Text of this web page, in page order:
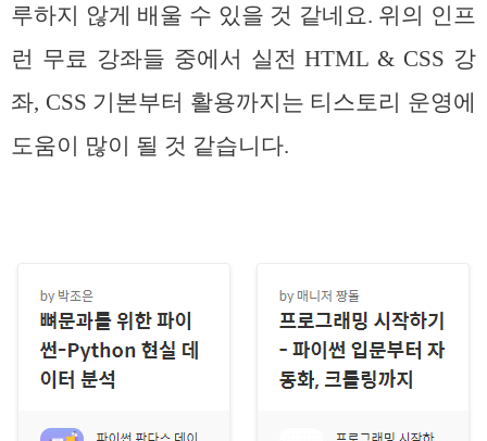
루하지 않게 배울 수 있을 것 같네요. 위의 인프
런 무료 강좌들 중에서 실전 HTML & CSS 강
좌, CSS 기본부터 활용까지는 티스토리 운영에
도움이 많이 될 것 같습니다.